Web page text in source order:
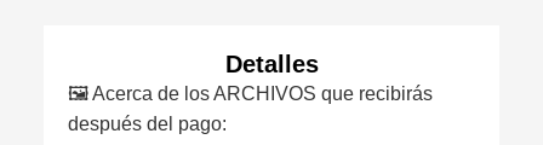
Detalles
🖼 Acerca de los ARCHIVOS que recibirás
después del pago: